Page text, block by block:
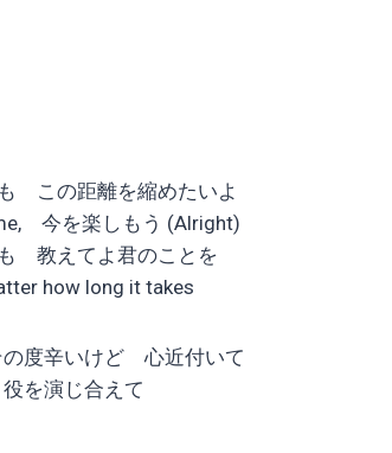
この距離を縮めたいよ
今を楽しもう (Alright)
教えてよ君のことを
how long it takes
度辛いけど 心近付いて
を演じ合えて